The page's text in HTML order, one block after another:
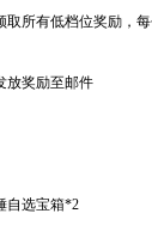
取所有低档位奖励，
放奖励至邮件
自选宝箱*2